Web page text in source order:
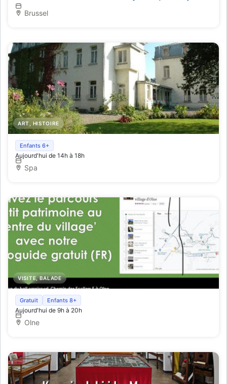
Brussel
ART, HISTOIRE
Musea van de Waterstad
Enfants 6+
Aujourd'hui de 14h à 18h
Spa
VISITE, BALADE
Audiogids op smartphone: Le Petit Patrimoine in het
centrum van Olne
Gratuit Enfants 8+
Aujourd'hui de 9h à 20h
Olne